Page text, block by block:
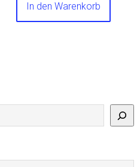
In den Warenkorb